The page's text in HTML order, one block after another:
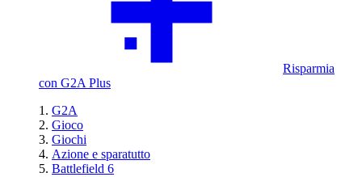
Risparmia
con G2A Plus
G2A
Gioco
Giochi
Azione e sparatutto
Battlefield 6